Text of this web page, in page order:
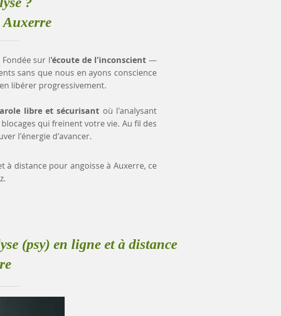
Auxerre
sur l'écoute de l'inconscient—
sans que nous en ayons conscience
libérer progressivement.
libre et sécurisant où l'analysant
qui freinent votre vie. Au fil des
l'énergie d'avancer.
à distance pour angoisse à Auxerre, ce
(psy) en ligne et à distance